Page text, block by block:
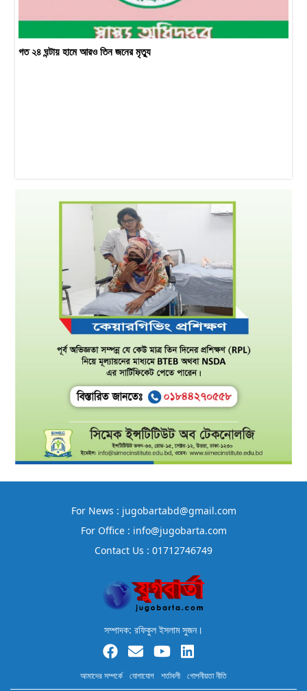
গত ২৪ ঘন্টায় হামে আরও তিন জনের মৃত্যু
For News : jugobartabd@gmail.com
For Office : info@jugobarta.com
Contact Us : 01712746749
সম্পাদক: রফিকুল ইসলাম সুজন।
আমাদের সম্পর্কে যোগাযোগ শর্তাবলী গোপনীয়তা নীতি